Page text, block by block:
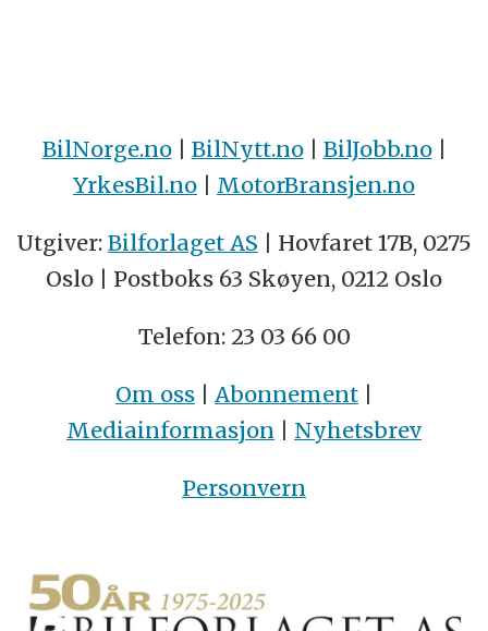
BilNorge.no| BilNytt.no| BilJobb.no|
YrkesBil.no | MotorBransjen.no
Utgiver: Bilforlaget AS | Hovfaret 17B, 0275
Oslo | Postboks 63 Skøyen, 0212 Oslo
Telefon: 23 03 66 00
Om oss | Abonnement |
Mediainformasjon | Nyhetsbrev
Personvern